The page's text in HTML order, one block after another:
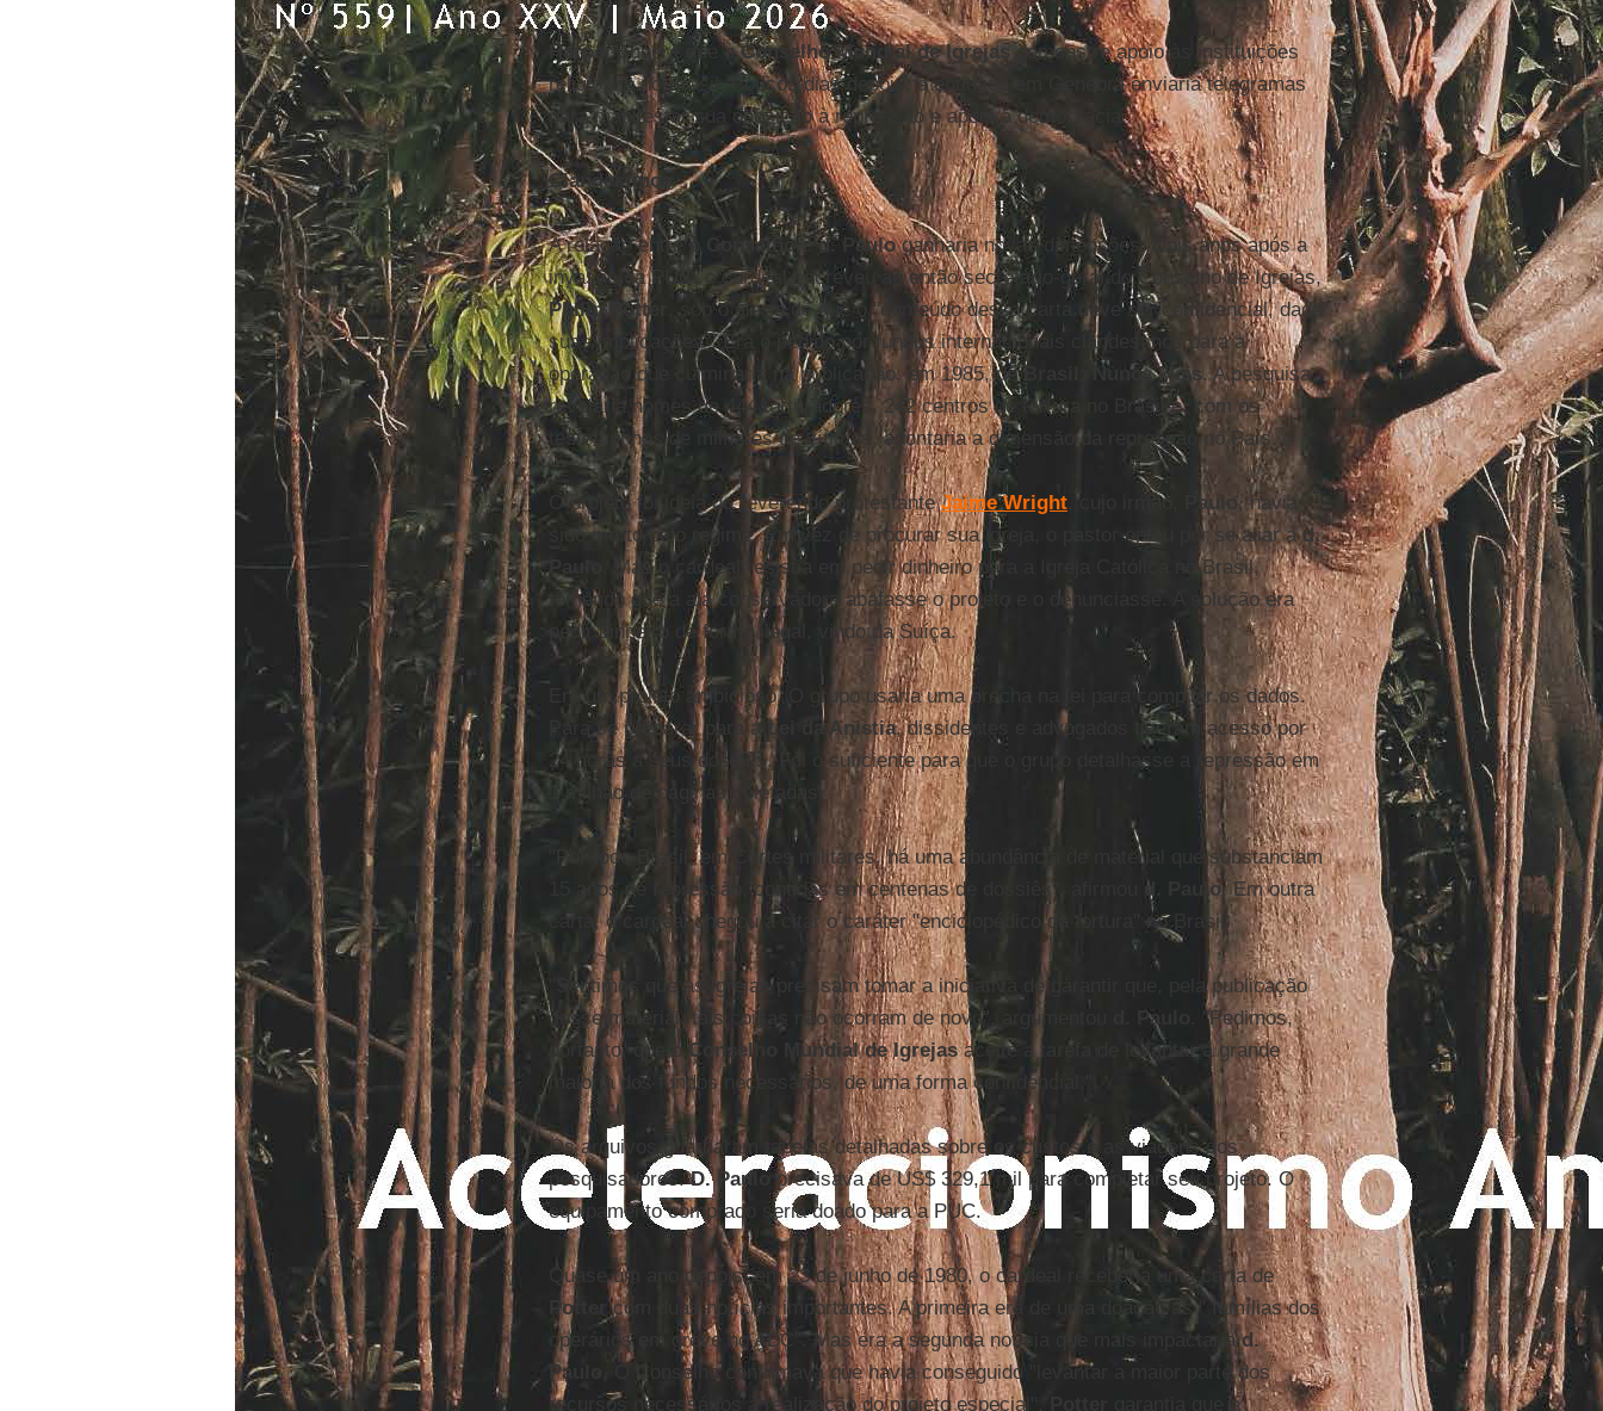
Harpersugere que oConselho Mundial de Igrejas demonstre apoio às instituições
religiosas no Brasil. Poucos dias depois, a entidade em Genebra enviaria telegramas
para manifestar sua oposição à repressão e apoio à democracia.
Clandestinos
A relação entre o Conselho ed. Pauloganharia novas dimensões. Dois anos após a
invasão da PUC, o cardeal escreveu ao então secretário-geral do Conselho de Igrejas,
Philip Potter
, sob o alerta de que o "conteúdo dessa carta deve ser confidencial, dada
suas implicações". Era o pedido por fundos internacionais clandestinos para a
operação que culminaria na publicação, em 1985, deBrasil: Nunca Mais. A pesquisa
revelaria nomes de 444 torturadores, 242 centros de tortura no Brasil e, com os
testemunhos de milhares de vítimas, apontaria a dimensão da repressão no País.
O projeto foi ideia do reverendo protestanteJaime Wright, cujo irmão, Paulo, havia
sido morto pelo regime. Em vez de procurar sua igreja, o pastor optou por se aliar ad.
Paulo
. Mas o cardeal resistia em pedir dinheiro para a Igreja Católica no Brasil,
temendo que a ala conservadora abafasse o projeto e o denunciasse. A solução era
pedir dinheiro de forma ilegal, vindo da Suíça.
Era um projeto ambicioso. O grupo usaria uma brecha na lei para compilar os dados.
Para se preparar para a Lei da Anistia, dissidentes e advogados tiveram acesso por
24 horas a seus dossiês. Foi o suficiente para que o grupo detalhasse a repressão em
1 milhão de páginas coletadas.
"Por todo Brasil, em Cortes militares, há uma abundância de material que substanciam
15 anos de repressão, contidas em centenas de dossiês", afirmou d. Paulo. Em outra
carta, o cardeal chegou a citar o caráter "enciclopédico da tortura" no Brasil.
"Sentimos que as igrejas precisam tomar a iniciativa de garantir que, pela publicação
desse material, tais coisas não ocorram de novo", argumentou
d. Paulo
. "Pedimos,
portanto, que oConselho Mundial de Igrejasaceite a tarefa de levantar a grande
maioria dos fundos necessários, de uma forma confidencial."
Os arquivos guardaram tabelas detalhadas sobre os custos e as viagens dos
pesquisadores.D. Paulo precisava de US$ 329,1 mil para completar seu projeto. O
equipamento comprado seria doado para a PUC.
Quase um ano depois, em 23 de junho de 1980, o cardeal receberia uma carta de
Pottercom duas notícias importantes. A primeira era de uma doação às " famílias dos
operários em greve no ABC". Mas era a segunda notícia que mais impactariad.
Paulo
. O Conselho confirmava que havia conseguido "levantar a maior parte dos
recursos necessários à realização do projeto especial".
garantia que a